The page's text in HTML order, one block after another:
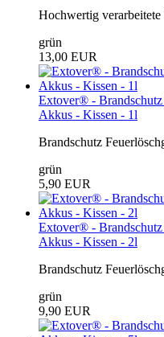
Hochwertig verarbeitete
grün
13,00 EUR
Extover® -
Akkus - Kissen - 1l
Brandschutz
grün
5,90 EUR
Extover® -
Akkus - Kissen - 2l
Brandschutz
grün
9,90 EUR